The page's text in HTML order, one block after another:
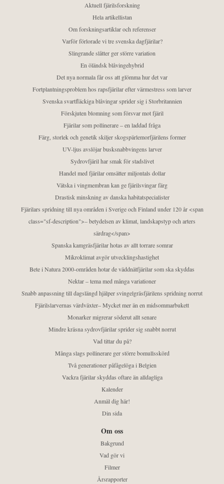
Aktuell fjärilsforskning
Hela artikellistan
Om forskningsartiklar och referenser
Varför förlorade vi tre svenska dagfjärilar?
Slingrande slåtter ger större variation
En öländsk blåvingehybrid
Det nya normala får oss att glömma hur det var
Fortplantningsproblem hos rapsfjärilar efter värmestress som larver
Svenska svartfläckiga blåvingar sprider sig i Storbritannien
Förskjuten blomning som försvar mot fjäril
Fjärilar som pollinerare – en laddad fråga
Färg, storlek och genetik skiljer skogspärlemorfjärilens former
UV-ljus avslöjar busksnabbvingens larver
Sydrovfjäril har smak för stadslivet
Handel med fjärilar omsätter miljontals dollar
Vätska i vingmembran kan ge fjärilsvingar färg
Drastisk minskning av danska habitatspecialister
Fjärilars spridning till nya områden i Sverige och Finland under 120 år <span
class="sf-description">– betydelsen av klimat, landskapstyp och arters
särdrag</span>
Spanska kamgräsfjärilar hotas av allt torrare somrar
Mikroklimat avgör utvecklingshastighet
Bete i Natura 2000-områden hotar de väddnätfjärilar som ska skyddas
Nektar – tema med många variationer
Snabb anpassning till dagslängd hjälper svingelgräsfjärilens spridning norrut
Fjärilslarvernas värdväxter– Mycket mer än en midsommarbukett
Monarker migrerar söderut allt senare
Mindre kräsna sydrovfjärilar sprider sig snabbt norrut
Vad tittar du på?
Många slags pollinerare ger större bomullsskörd
Två generationer påfågelöga i Belgien
Vackra fjärilar skyddas oftare än alldagliga
Kalender
Anmäl dig här!
Din sida
Om oss
Bakgrund
Vad gör vi
Filmer
Årsrapporter